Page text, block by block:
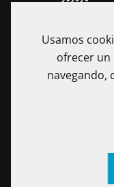
La Fundación
inspección y
de Colombia.
Usamos
ofrecer un
navegando,